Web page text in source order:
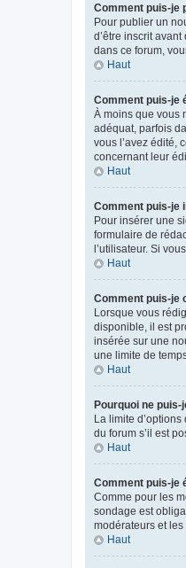
Comment puis-je
Pour publier un
d’être inscrit
dans ce forum,
Haut
Comment puis-je
À moins que vous
adéquat, parfois
vous l’avez édité,
concernant leur
Haut
Comment puis-je
Pour insérer une
formulaire de
l’utilisateur. Si
Haut
Comment puis-je
Lorsque vous
disponible, il est
insérée sur une
une limite de
Haut
Pourquoi ne puis-
La limite
du forum s’il est
Haut
Comment puis-je
Comme pour les
sondage est
modérateurs et
Haut